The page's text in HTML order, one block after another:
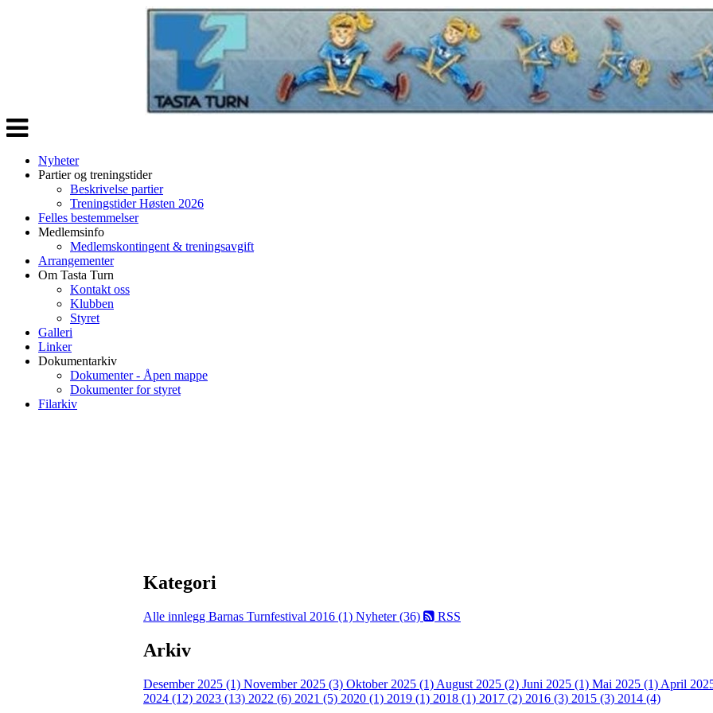
Veksle
navigasjon
Nyheter
Partier og treningstider
Beskrivelse partier
Treningstider Høsten 2026
Felles bestemmelser
Medlemsinfo
Medlemskontingent & treningsavgift
Arrangementer
Om Tasta Turn
Kontakt oss
Klubben
Styret
Galleri
Linker
Dokumentarkiv
Dokumenter - Åpen mappe
Dokumenter for styret
Filarkiv
Kategori
Alle innlegg Barnas Turnfestival 2016 (1) Nyheter (36) RSS
Arkiv
Desember 2025 (1) November 2025 (3) Oktober 2025 (1) August 2025 (2) Juni 2025 (1) Mai 2025 (1) April
2024 (12) 2023 (13) 2022 (6) 2021 (5) 2020 (1) 2019 (1) 2018 (1) 2017 (2) 2016 (3) 2015 (3) 2014 (4)